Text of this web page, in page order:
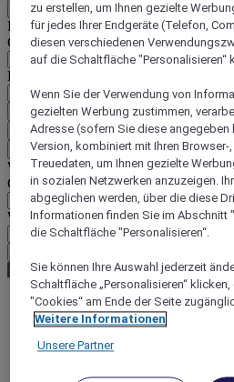
Zurück
Land und Sprache unten auswählen
Geografische Zone
Land/Region - Sprache
Mein Land und meine Sprache bestätigen
EUR (€)
Zurück
Währung unten auswählen
Geografische Zone
Währung
World
Europe
Luxembourg
Luxembourg
zu erstellen, um Ihnen gezielte
für jedes Ihrer Endgeräte (Telefon,
diesen verschiedenen
auf die Schaltfläche "Personalisieren“
Wenn Sie der Verwendung von
gezielten Werbung zustimmen,
Adresse (sofern Sie diese angegeben
Version, kombiniert mit Ihren Browser-
Treuedaten, um Ihnen gezielte
in sozialen Netzwerken anzuzeigen.
abgeglichen werden, über die diese
Informationen finden Sie im Abschnitt
die Schaltfläche "Personalisieren“.
Sie können Ihre Auswahl jederzeit
Schaltfläche „Personalisieren“
"Cookies“ am Ende der Seite
Weitere Informationen
Unsere Partner